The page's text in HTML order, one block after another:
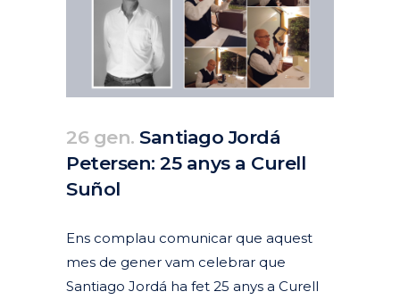
26 gen. Santiago Jordá
Petersen: 25 anys a Curell
Suñol
Ens complau comunicar que aquest
mes de gener vam celebrar que
Santiago Jordá ha fet 25 anys a Curell